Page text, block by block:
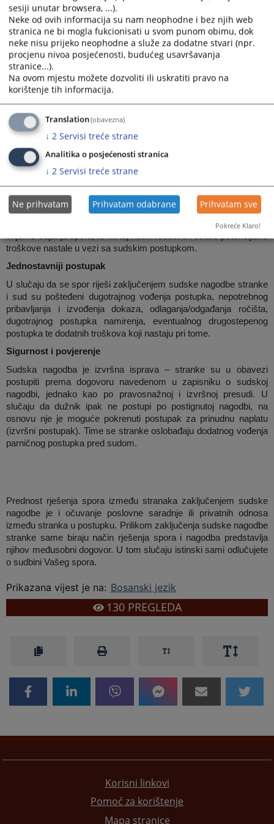
-
zajedno sa suprotnom strankom, te zastupnikom
ukoliko ga imate, u toku navedenog perioda, pristupite
na sud sa prijedlogom za zaključenje sudske
nagodbe.
Prednosti sudske nagodbe
Sudska nagodba predstavlja:
Kraći i efikasniji postupak
Vaš spor se okončava zaključivanjem sudske nagodbe pred
prvostepenim sudom. Sporazum stranaka se unosi u zapisnik
koji stranke potpisuju. Sudska nagodba ima status izvršne
isprave, bez drugostepenog žalbenog postupka u predmetu.
Sudska nagodba je privilegovana sa aspekta plaćanja sudske
takse, a prema odredbama Zakona o sudskim taksama.
Zaključivanje sporazuma među strankama znatno skraćuje
troškove nastale u vezi sa sudskim postupkom.
Jednostavniji postupak
U slučaju da se spor riješi zaključenjem sudske nagodbe stranke
i sud su pošteđeni dugotrajnog vođenja postupka, nepotrebnog
pribavljanja i izvođenja dokaza, odlaganja/odgađanja ročišta,
dugotrajnog postupka namirenja, eventualnog drugostepenog
postupka te dodatnih troškova koji nastaju pri tome.
Sigurnost i povjerenje
Sudska nagodba je izvršna isprava – stranke su u obavezi
postupiti prema dogovoru navedenom u zapisniku o sudskoj
nagodbi, jednako kao po pravosnažnoj i izvršnoj presudi. U
slučaju da dužnik ipak ne postupi po postignutoj nagodbi, na
osnovu nje je moguće pokrenuti postupak za prinudnu naplatu
(izvršni postupak). Time se stranke oslobađaju dodatnog vođenja
parničnog postupka pred sudom.
Prednost rješenja spora između stranaka zaključenjem sudske
nagodbe je i očuvanje poslovne saradnje ili privatnih odnosa
između stranka u postupku. Prilikom zaključenja sudske nagodbe
stranke same biraju način rješenja spora i nagodba predstavlja
njihov međusobni dogovor. U tom slučaju istinski sami odlučujete
o sudbini Vašeg spora.
Prikazana vijest je na: Bosanski jezik
130PREGLEDA
Korisni linkovi
Pomoć za korištenje
Mapa stranice
sesiji unutar browsera, ...).
Neke od ovih informacija su nam neophodne i bez njih web
stranica ne bi mogla fukcionisati u svom punom obimu, dok
neke nisu prijeko neophodne a služe za dodatne stvari (npr.
procjenu nivoa posjećenosti, budućeg usavršavanja
stranice...).
Na ovom mjestu možete dozvoliti ili uskratiti pravo na
korištenje tih informacija.
Translation(obavezna)
↓ 2 Servisi treće strane
Analitika o posjećenosti stranica
↓ 2 Servisi treće strane
Ne prihvatam Prihvatam odabrane Prihvatam sve
Pokreće Klaro!